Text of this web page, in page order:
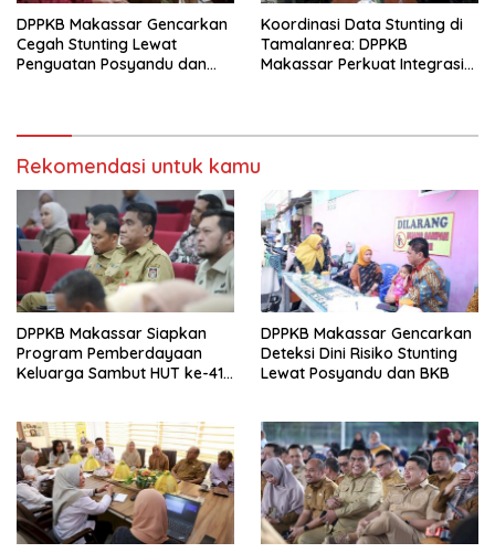
DPPKB Makassar Gencarkan
Cegah Stunting Lewat
Penguatan Posyandu dan
Koordinasi Data Stunting di
Tamalanrea: DPPKB
Makassar Perkuat Integrasi
Rekomendasi untuk kamu
DPPKB Makassar Siapkan
Program Pemberdayaan
Keluarga Sambut HUT ke-418
DPPKB Makassar Gencarkan
Deteksi Dini Risiko Stunting
Lewat Posyandu dan BKB